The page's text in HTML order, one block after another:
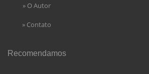
» O Autor
» Contato
Recomendamos